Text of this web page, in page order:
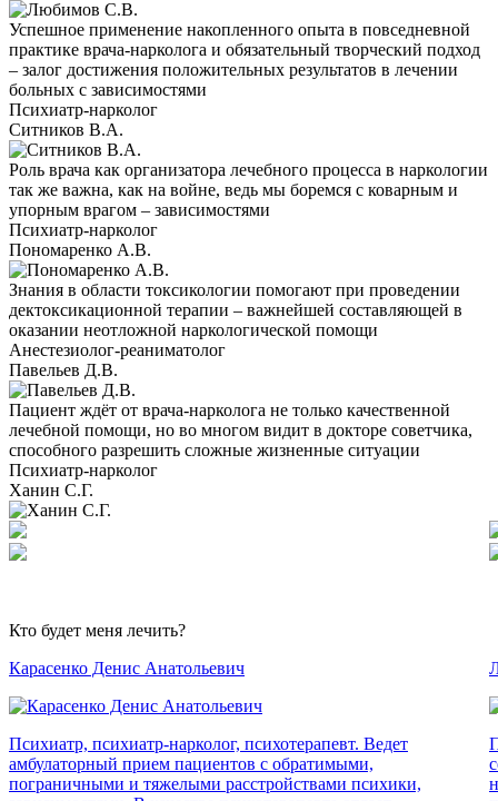
Успешное применение накопленного опыта в повседневной
практике врача-нарколога и обязательный творческий подход
– залог достижения положительных результатов в лечении
больных с зависимостями
Психиатр-нарколог
Ситников В.А.
Роль врача как организатора лечебного процесса в наркологии
так же важна, как на войне, ведь мы боремся с коварным и
упорным врагом – зависимостями
Психиатр-нарколог
Пономаренко А.В.
Знания в области токсикологии помогают при проведении
дектоксикационной терапии – важнейшей составляющей в
оказании неотложной наркологической помощи
Анестезиолог-реаниматолог
Павельев Д.В.
Пациент ждёт от врача-нарколога не только качественной
лечебной помощи, но во многом видит в докторе советчика,
способного разрешить сложные жизненные ситуации
Психиатр-нарколог
Ханин С.Г.
Кто будет меня лечить?
Карасенко Денис Анатольевич
Психиатр, психиатр-нарколог, психотерапевт. Ведет
амбулаторный прием пациентов с обратимыми,
пограничными и тяжелыми расстройствами психики,